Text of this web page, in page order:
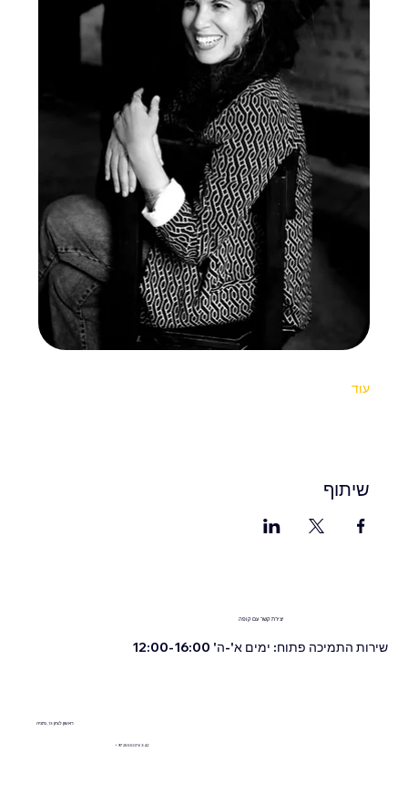
עוד
שיתוף
ראשון לציון 13, נתניה
+972555076342
יצירת קשר עם קופה
שירות התמיכה פתוח: ימים א'-ה' 12:00-16:00